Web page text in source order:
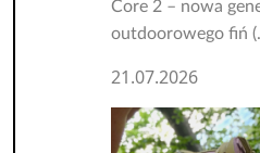
Core 2 – nowa
outdoorowego fiń
21.07.2026